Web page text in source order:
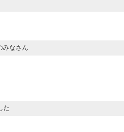
みなさん
た